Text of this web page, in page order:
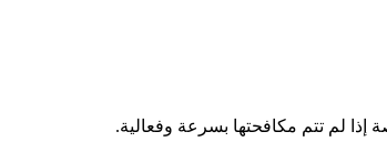
لم تتم مكافحتها بسرعة وفعالية.